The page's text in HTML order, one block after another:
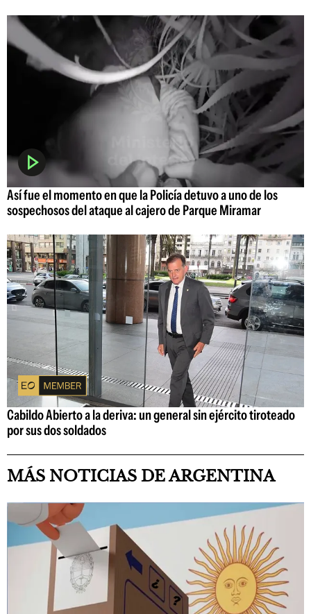
Así fue el momento en que la Policía detuvo a uno de los
sospechosos del ataque al cajero de Parque Miramar
Cabildo Abierto a la deriva: un general sin ejército tiroteado
por sus dos soldados
MÁS NOTICIAS DE ARGENTINA